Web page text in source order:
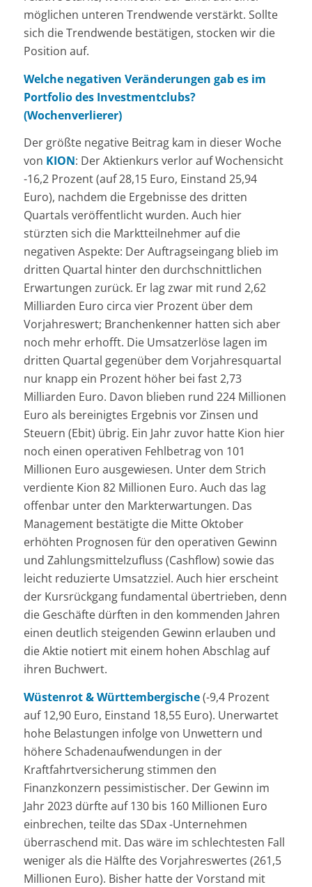
möglichen unteren Trendwende verstärkt. Sollte
sich die Trendwende bestätigen, stocken wir die
Position auf.
Welche negativen Veränderungen gab es im
Portfolio des Investmentclubs?
(Wochenverlierer)
Der größte negative Beitrag kam in dieser Woche
von KION: Der Aktienkurs verlor auf Wochensicht
-16,2 Prozent (auf 28,15 Euro, Einstand 25,94
Euro), nachdem die Ergebnisse des dritten
Quartals veröffentlicht wurden. Auch hier
stürzten sich die Marktteilnehmer auf die
negativen Aspekte: Der Auftragseingang blieb im
dritten Quartal hinter den durchschnittlichen
Erwartungen zurück. Er lag zwar mit rund 2,62
Milliarden Euro circa vier Prozent über dem
Vorjahreswert; Branchenkenner hatten sich aber
noch mehr erhofft. Die Umsatzerlöse lagen im
dritten Quartal gegenüber dem Vorjahresquartal
nur knapp ein Prozent höher bei fast 2,73
Milliarden Euro. Davon blieben rund 224 Millionen
Euro als bereinigtes Ergebnis vor Zinsen und
Steuern (Ebit) übrig. Ein Jahr zuvor hatte Kion hier
noch einen operativen Fehlbetrag von 101
Millionen Euro ausgewiesen. Unter dem Strich
verdiente Kion 82 Millionen Euro. Auch das lag
offenbar unter den Markterwartungen. Das
Management bestätigte die Mitte Oktober
erhöhten Prognosen für den operativen Gewinn
und Zahlungsmittelzufluss (Cashflow) sowie das
leicht reduzierte Umsatzziel. Auch hier erscheint
der Kursrückgang fundamental übertrieben, denn
die Geschäfte dürften in den kommenden Jahren
einen deutlich steigenden Gewinn erlauben und
die Aktie notiert mit einem hohen Abschlag auf
ihren Buchwert.
Wüstenrot & Württembergische(-9,4 Prozent
auf 12,90 Euro, Einstand 18,55 Euro). Unerwartet
hohe Belastungen infolge von Unwettern und
höhere Schadenaufwendungen in der
Kraftfahrtversicherung stimmen den
Finanzkonzern pessimistischer. Der Gewinn im
Jahr 2023 dürfte auf 130 bis 160 Millionen Euro
einbrechen, teilte das SDax -Unternehmen
überraschend mit. Das wäre im schlechtesten Fall
weniger als die Hälfte des Vorjahreswertes (261,5
Millionen Euro). Bisher hatte der Vorstand mit